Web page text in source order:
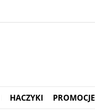
HACZYKI PROMOCJE